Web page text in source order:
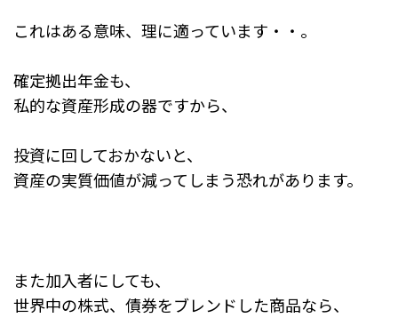
これはある意味、理に適っています・・。
確定拠出年金も、
私的な資産形成の器ですから、
投資に回しておかないと、
資産の実質価値が減ってしまう恐れがあります。
また加入者にしても、
世界中の株式、債券をブレンドした商品なら、